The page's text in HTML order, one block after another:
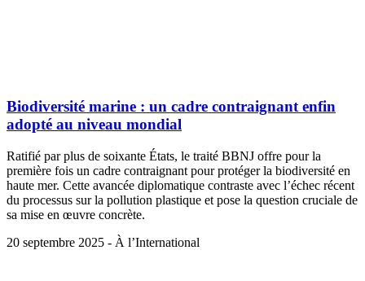
Biodiversité marine : un cadre contraignant enfin
adopté au niveau mondial
Ratifié par plus de soixante États, le traité BBNJ offre pour la
première fois un cadre contraignant pour protéger la biodiversité en
haute mer. Cette avancée diplomatique contraste avec l’échec récent
du processus sur la pollution plastique et pose la question cruciale de
sa mise en œuvre concrète.
20 septembre 2025 - À l’International